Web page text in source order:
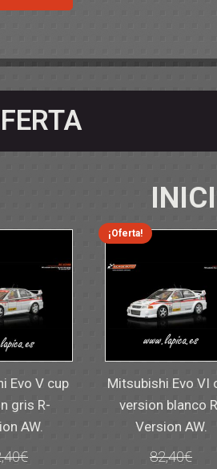
Evo V cup
gris R-
AW.
€
¡Oferta!
Mitsubishi Evo VI
version blanco
Version AW.
82,40€